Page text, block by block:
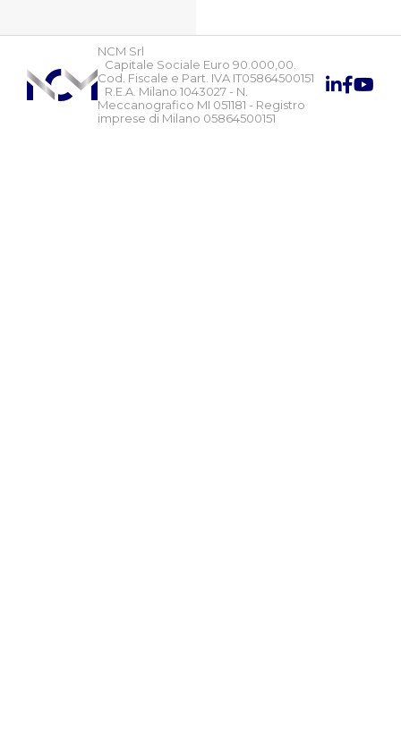
NCM Srl
Capitale Sociale Euro 90.000,00.
Cod. Fiscale e Part. IVA IT05864500151
R.E.A. Milano 1043027 - N.
Meccanografico MI 051181 - Registro
imprese di Milano 05864500151